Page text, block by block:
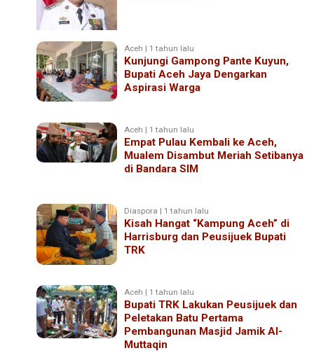
Aceh | 1 tahun lalu
Kunjungi Gampong Pante Kuyun,
Bupati Aceh Jaya Dengarkan
Aspirasi Warga
Aceh | 1 tahun lalu
Empat Pulau Kembali ke Aceh,
Mualem Disambut Meriah Setibanya
di Bandara SIM
Diaspora | 1 tahun lalu
Kisah Hangat “Kampung Aceh” di
Harrisburg dan Peusijuek Bupati
TRK
Aceh | 1 tahun lalu
Bupati TRK Lakukan Peusijuek dan
Peletakan Batu Pertama
Pembangunan Masjid Jamik Al-
Muttaqin